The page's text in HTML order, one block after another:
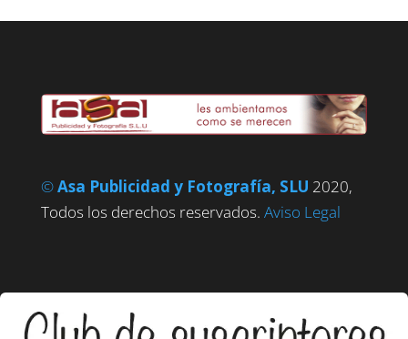
©Asa Publicidad y Fotografía, SLU 2020,
Todos los derechos reservados. Aviso Legal